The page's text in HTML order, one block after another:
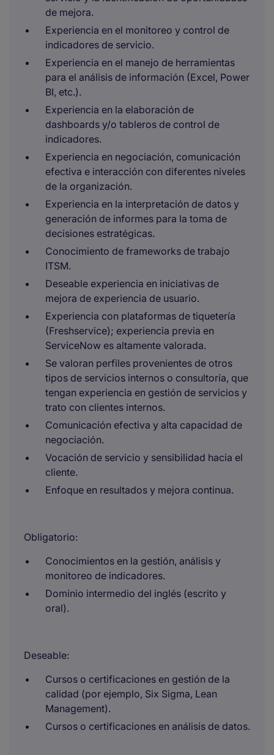
de mejora. ​
Experiencia en el monitoreo y control de
indicadores de servicio.​
Experiencia en el manejo de herramientas
para el análisis de información (Excel, Power
BI, etc.).​
Experiencia en la elaboración de
dashboards y/o tableros de control de
indicadores. ​
Experiencia en negociación, comunicación
efectiva e interacción con diferentes niveles
de la organización.​
Experiencia en la interpretación de datos y
generación de informes para la toma de
decisiones estratégicas.​
Conocimiento de frameworks de trabajo
ITSM.​
Deseable experiencia en iniciativas de
mejora de experiencia de usuario.​
Experiencia con plataformas de tiquetería
(Freshservice); experiencia previa en
ServiceNow es altamente valorada.​
Se valoran perfiles provenientes de otros
tipos de servicios internos o consultoría, que
tengan experiencia en gestión de servicios y
trato con clientes internos.
Comunicación efectiva y alta capacidad de
negociación.​
Vocación de servicio y sensibilidad hacia el
cliente.​
Enfoque en resultados y mejora continua.
Obligatorio:​
Conocimientos en la gestión, análisis y
monitoreo de indicadores.​
Dominio intermedio del inglés (escrito y
oral).​
Deseable: ​
Cursos o certificaciones en gestión de la
calidad (por ejemplo, Six Sigma, Lean
Management). ​
Cursos o certificaciones en análisis de datos.